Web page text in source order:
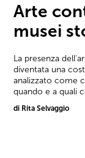
Arte
musei
La presenza
diventata una
analizzato come
quando e a quali
di Rita Selvaggio